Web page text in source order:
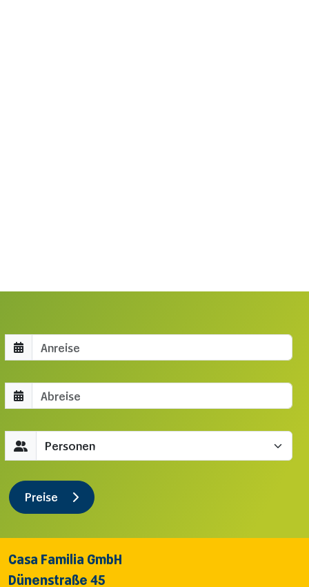
Anreisedatum
Abreisedatum
Gäste
Preise
Casa Familia GmbH
Dünenstraße 45